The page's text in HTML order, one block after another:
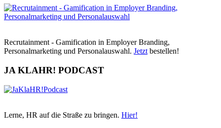
Recrutainment - Gamification in Employer Branding,
Personalmarketing und Personalauswahl. Jetzt bestellen!
JA KLAHR! PODCAST
Lerne, HR auf die Straße zu bringen. Hier!